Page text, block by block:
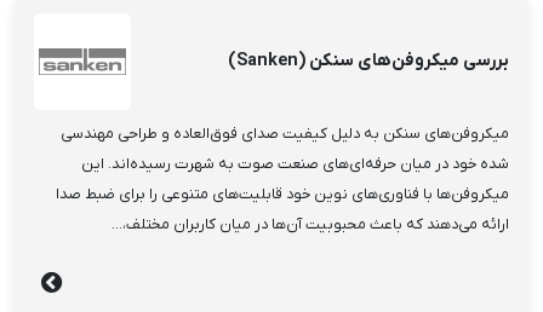
بررسی میکروفن‌های سنکن (Sanken)
میکروفن‌های سنکن به دلیل کیفیت صدای فوق‌العاده و طراحی مهندسی
شده خود در میان حرفه‌ای‌های صنعت صوت به شهرت رسیده‌اند. این
میکروفن‌ها با فناوری‌های نوین خود قابلیت‌های متنوعی را برای ضبط صدا
ارائه می‌دهند که باعث محبوبیت آن‌ها در میان کاربران مختلف،...